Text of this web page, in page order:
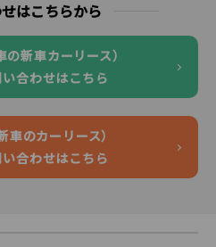
はこちらから
新車カーリース）
合わせはこちら
車のカーリース）
合わせはこちら